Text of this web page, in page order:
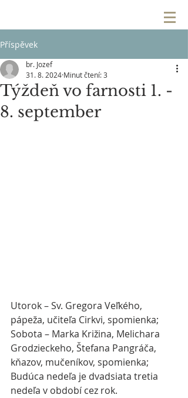
Příspěvek
Týždeň vo farnosti 1. -
8. september
br. Jozef
31. 8. 2024 Minut čtení: 3
Utorok – Sv. Gregora Veľkého,
pápeža, učiteľa Cirkvi, spomienka;
Sobota – Marka Križina, Melichara
Grodzieckeho, Štefana Pangráča,
kňazov, mučeníkov, spomienka;
Budúca nedeľa je dvadsiata tretia
nedeľa v období cez rok.